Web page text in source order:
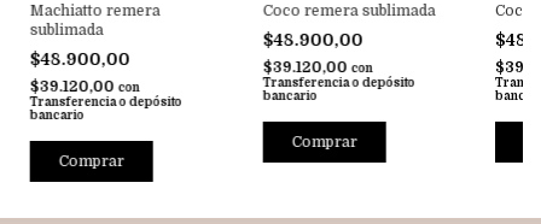
Machiatto remera
sublimada
$48.900,00
$39.120,00 con
Transferencia o depósito
bancario
Comprar
Coco remera sublimada
$48.900,00
$39.120,00 con
Transferencia o depósito
bancario
Comprar
Coco